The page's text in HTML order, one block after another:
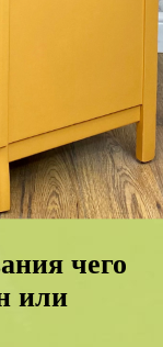
чего
или